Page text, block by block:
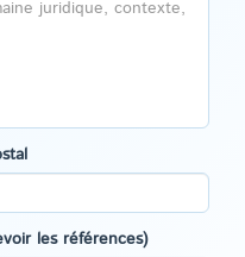
les références)